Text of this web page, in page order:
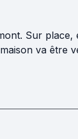
Sur place,
va être